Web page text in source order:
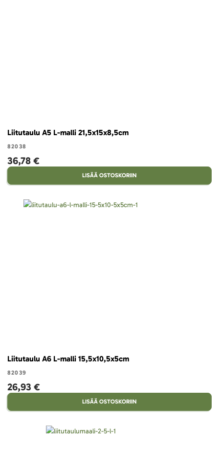
Liitutaulu A5 L-malli 21,5x15x8,5cm
82038
36,78 €
LISÄÄ OSTOSKORIIN
Liitutaulu A6 L-malli 15,5x10,5x5cm
82039
26,93 €
LISÄÄ OSTOSKORIIN